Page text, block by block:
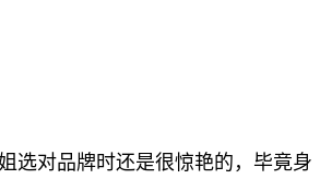
选对品牌时还是很惊艳的，毕竟身